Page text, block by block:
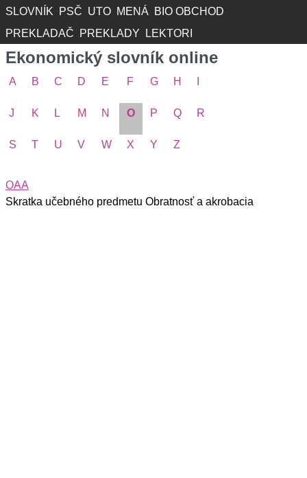
SLOVNÍK PSČ UTO MENÁ
BIO OBCHOD
PREKLADAČ
PREKLADY LEKTORI
Ekonomický slovník online
A B C D E F G H
J K L M N O P Q R
S T U V W X Y Z
OAA
Skratka učebného predmetu Obratnosť a akrobacia